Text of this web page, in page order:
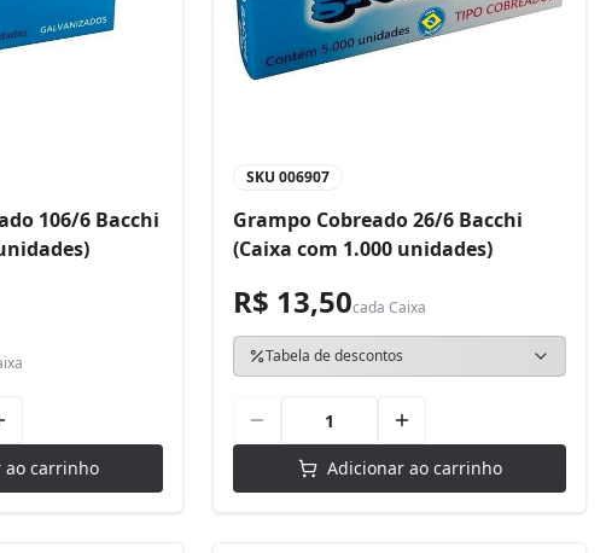
106/6 Bacchi
ao carrinho
SKU 006907
Grampo Cobreado 26/6 Bacchi
(Caixa com 1.000 unidades)
R$ 13,50cada Caixa
Tabela de descontos
Adicionar ao carrinho